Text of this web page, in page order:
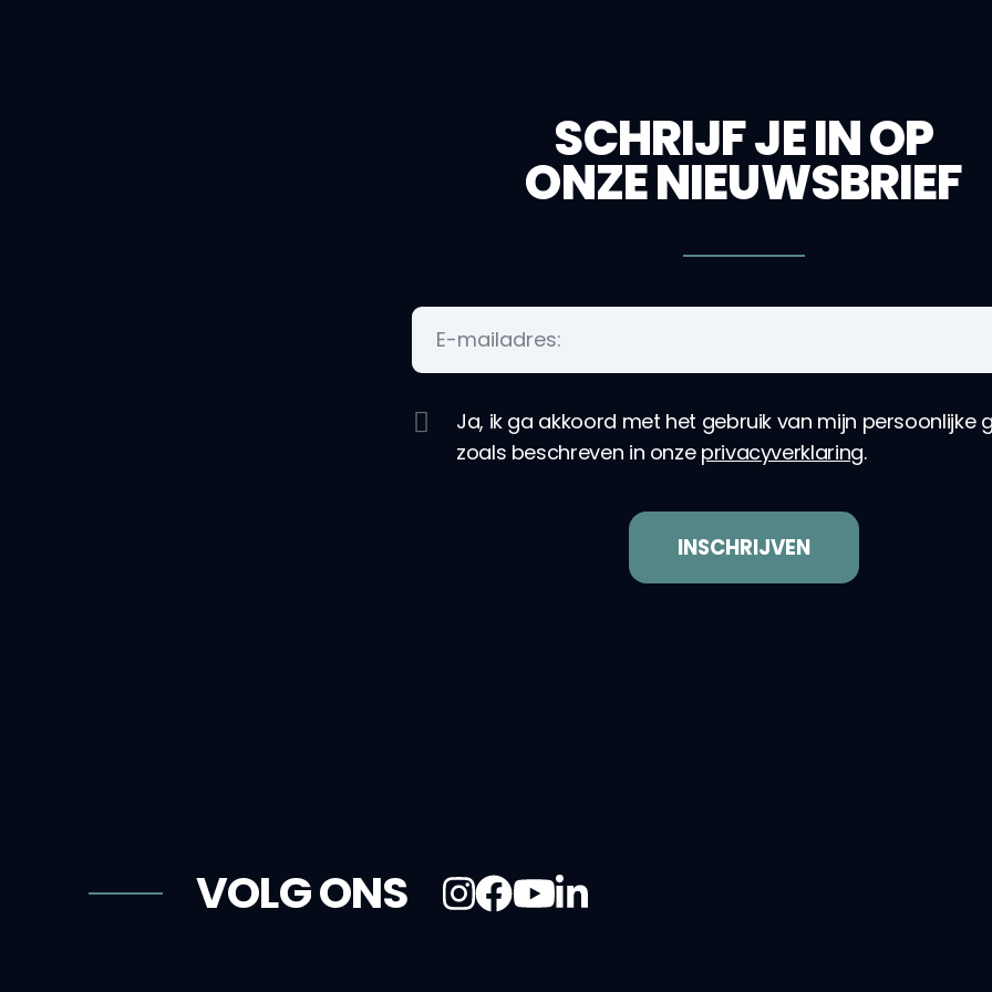
SCHRIJF JE IN OP
ONZE NIEUWSBRIEF
Ja, ik ga akkoord met het gebruik van mijn persoonlijke
zoals beschreven in onze privacyverklaring.
VOLG ONS